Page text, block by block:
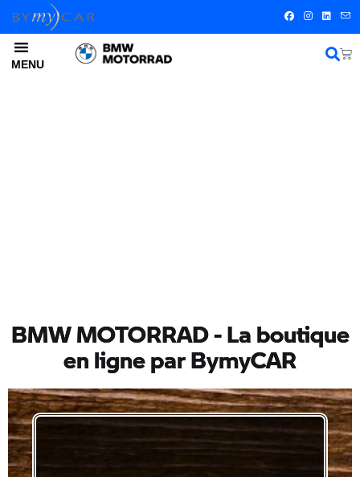
MENU
BMW MOTORRAD - La boutique
en ligne par BymyCAR